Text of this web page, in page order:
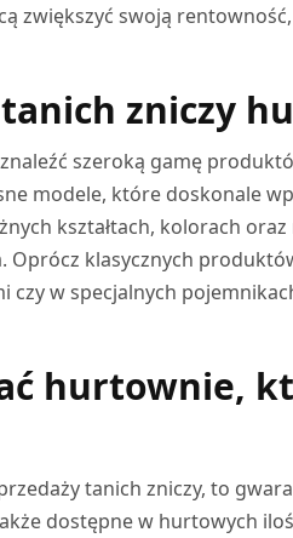
zwiększyć swoją
zniczy
szeroką gamę
modele, które doskonale
kształtach, kolorach
klasycznych
w specjalnych
hurtownie,
tanich zniczy, to
dostępne w hurtowych